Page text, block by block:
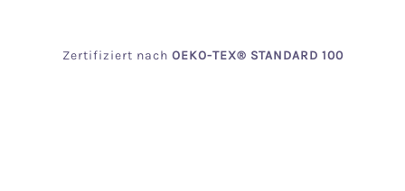
Zertifiziert nach OEKO-TEX® STANDARD 100